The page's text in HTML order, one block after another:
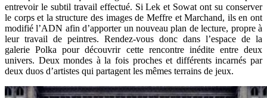
entrevoir le subtil travail effectué. Si Lek et Sowat ont su conserver
le corps et la structure des images de Meffre et Marchand, ils en ont
modifié l’ADN afin d’apporter un nouveau plan de lecture, propre à
leur travail de peintres. Rendez-vous donc dans l’espace de la
galerie Polka pour découvrir cette rencontre inédite entre deux
univers. Deux mondes à la fois proches et différents incarnés par
deux duos d’artistes qui partagent les mêmes terrains de jeux.